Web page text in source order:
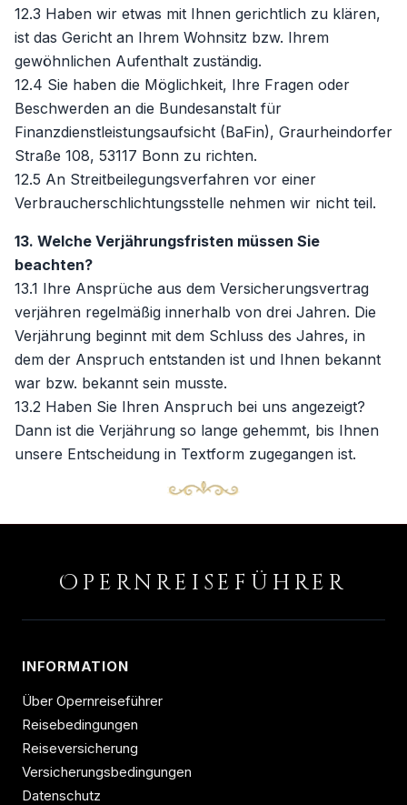
12.3 Haben wir etwas mit Ihnen gerichtlich zu klären,
ist das Gericht an Ihrem Wohnsitz bzw. Ihrem
gewöhnlichen Aufenthalt zuständig.
12.4 Sie haben die Möglichkeit, Ihre Fragen oder
Beschwerden an die Bundesanstalt für
Finanzdienstleistungsaufsicht (BaFin), Graurheindorfer
Straße 108, 53117 Bonn zu richten.
12.5 An Streitbeilegungsverfahren vor einer
Verbraucherschlichtungsstelle nehmen wir nicht teil.
13. Welche Verjährungsfristen müssen Sie
beachten?
13.1 Ihre Ansprüche aus dem Versicherungsvertrag
verjähren regelmäßig innerhalb von drei Jahren. Die
Verjährung beginnt mit dem Schluss des Jahres, in
dem der Anspruch entstanden ist und Ihnen bekannt
war bzw. bekannt sein musste.
13.2 Haben Sie Ihren Anspruch bei uns angezeigt?
Dann ist die Verjährung so lange gehemmt, bis Ihnen
unsere Entscheidung in Textform zugegangen ist.
O PERNREISEFÜHRER
INFORMATION
Über Opernreiseführer
Reisebedingungen
Reiseversicherung
Versicherungsbedingungen
Datenschutz